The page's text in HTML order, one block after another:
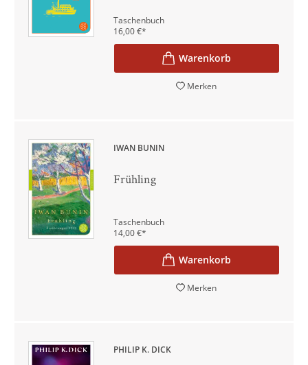
Taschenbuch
16,00€*
Merken
IWAN BUNIN
Frühling
Taschenbuch
14,00€*
Merken
PHILIP K. DICK